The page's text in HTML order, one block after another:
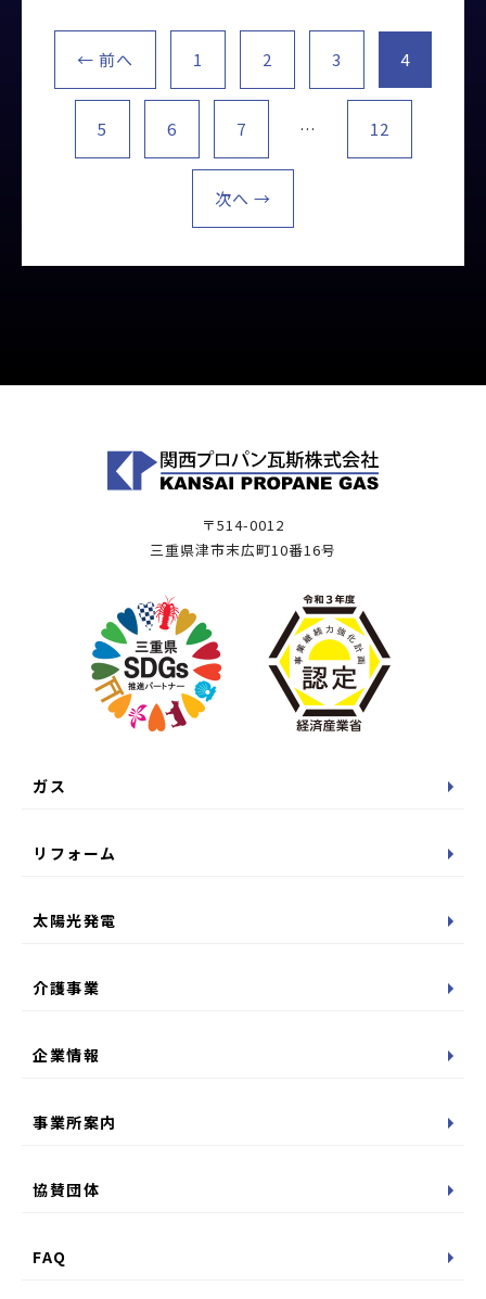
← 前へ 1 2 3 4
5 6 7 … 12
次へ →
ガス
リフォーム
太陽光発電
介護事業
企業情報
事業所案内
協賛団体
FAQ
〒514-0012
三重県津市末広町10番16号